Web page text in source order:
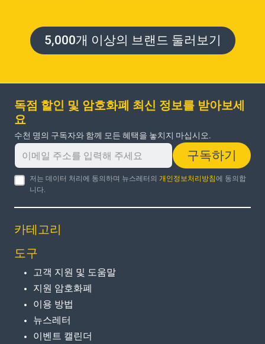
5,000개 이상의 브랜드 둘러보기
독점 할인 및 암호화폐 최신 정보를 받아보세
요
수천 명의 구독자와 함께 모든 혜택을 놓치지 마십시오.
구독하기
저는 데이터 처리에 동의하며 뉴스레터의개인정보처리방침에 동의합
니다.
카테고리
도구
고객 지원 및 도움말
지원 암호화폐
이용 방법
뉴스레터
이벤트 캘린더